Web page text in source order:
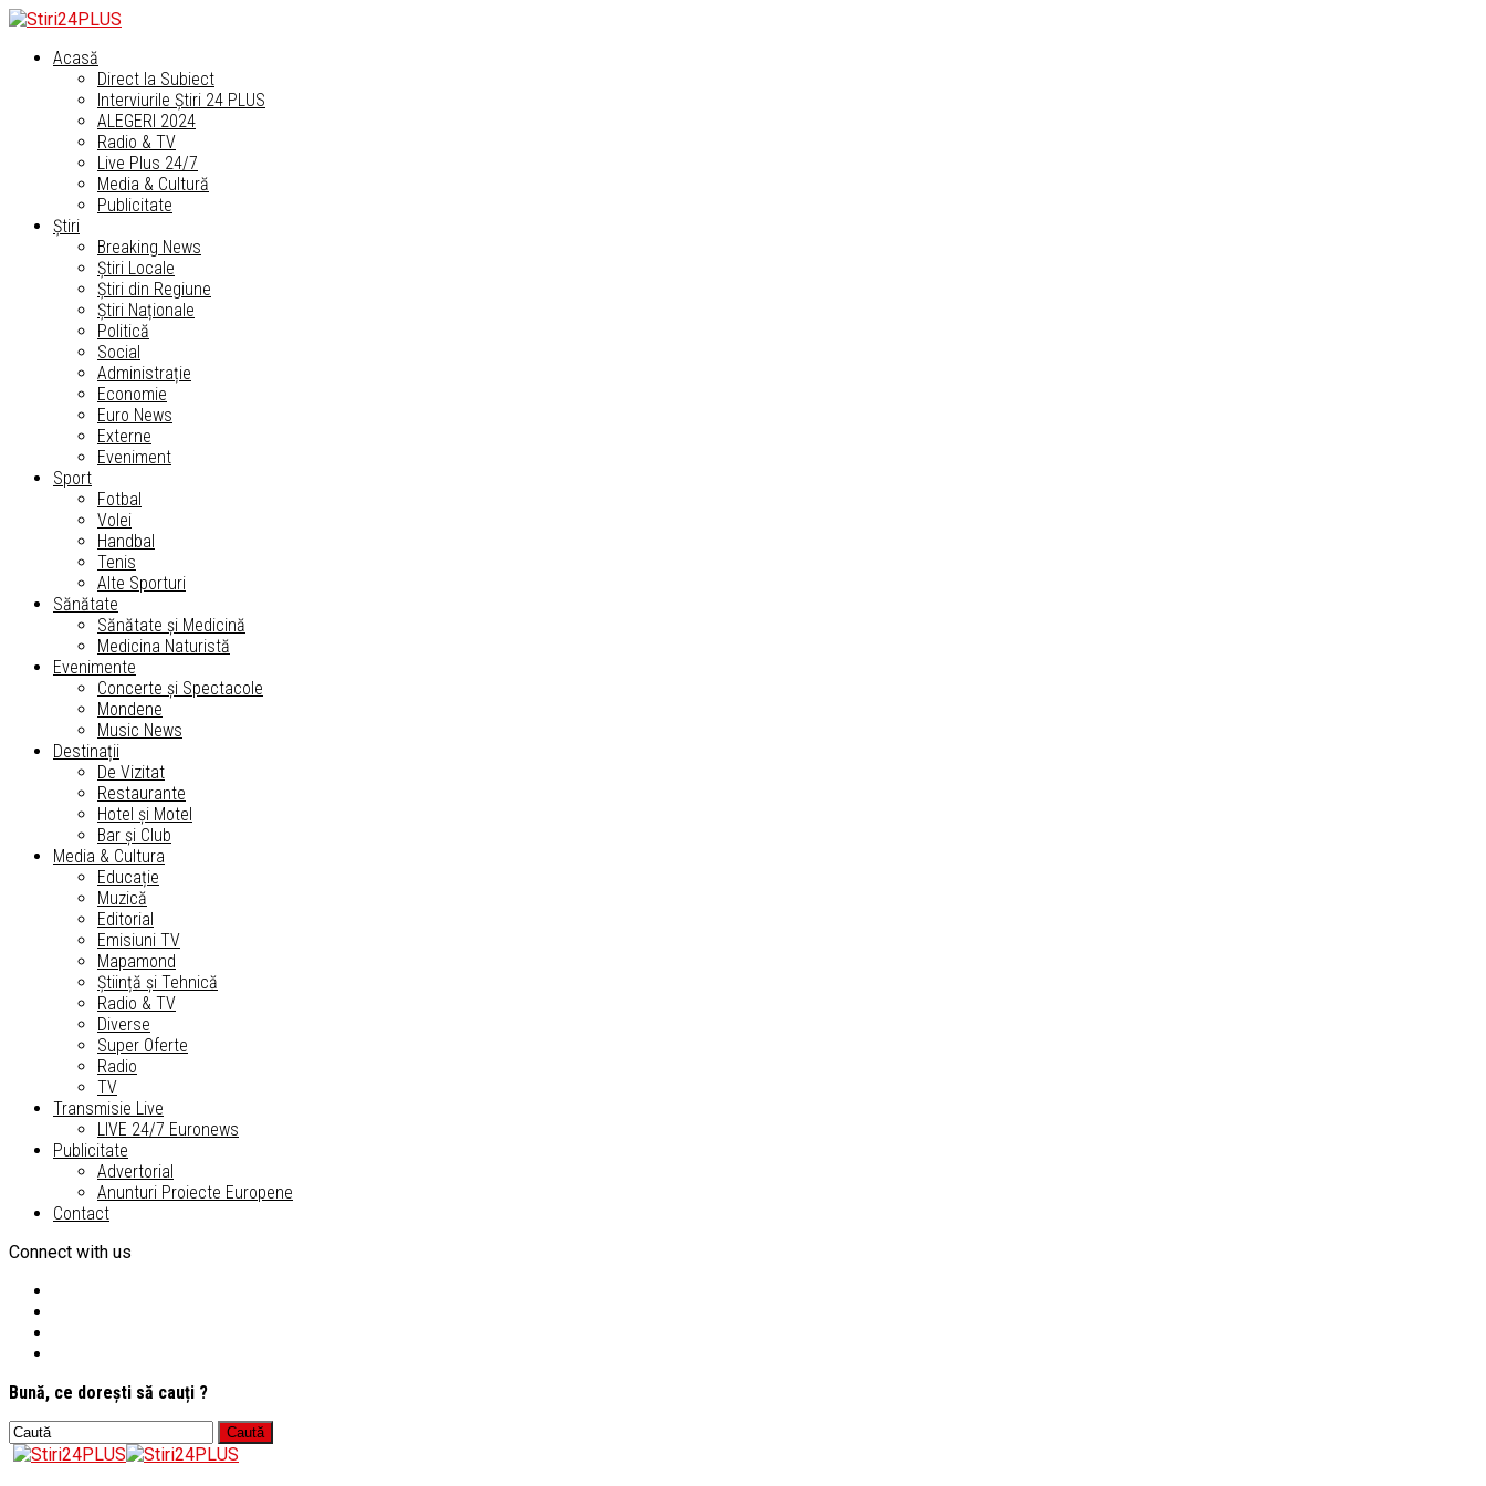
Acasă
Direct la Subiect
Interviurile Știri 24 PLUS
ALEGERI 2024
Radio & TV
Live Plus 24/7
Media & Cultură
Publicitate
Știri
Breaking News
Știri Locale
Știri din Regiune
Știri Naționale
Politică
Social
Administrație
Economie
Euro News
Externe
Eveniment
Sport
Fotbal
Volei
Handbal
Tenis
Alte Sporturi
Sănătate
Sănătate și Medicină
Medicina Naturistă
Evenimente
Concerte și Spectacole
Mondene
Music News
Destinații
De Vizitat
Restaurante
Hotel și Motel
Bar și Club
Media & Cultura
Educație
Muzică
Editorial
Emisiuni TV
Mapamond
Știință și Tehnică
Radio & TV
Diverse
Super Oferte
Radio
TV
Transmisie Live
LIVE 24/7 Euronews
Publicitate
Advertorial
Anunturi Proiecte Europene
Contact
Connect with us
Bună, ce dorești să cauți ?